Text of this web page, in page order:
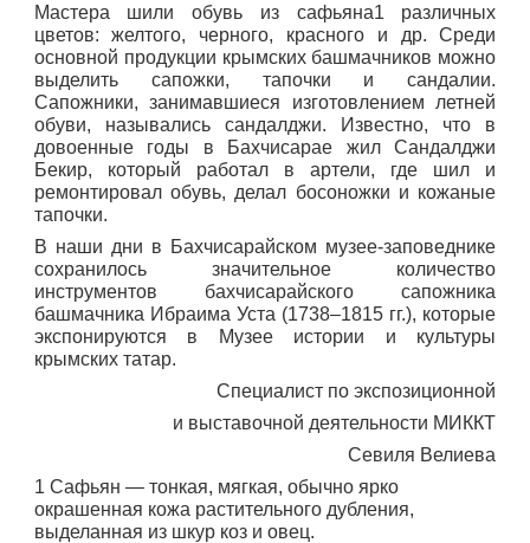
Мастера шили обувь из сафьяна1 различных
цветов: желтого, черного, красного и др. Среди
основной продукции крымских башмачников можно
выделить сапожки, тапочки и сандалии.
Сапожники, занимавшиеся изготовлением летней
обуви, назывались сандалджи. Известно, что в
довоенные годы в Бахчисарае жил Сандалджи
Бекир, который работал в артели, где шил и
ремонтировал обувь, делал босоножки и кожаные
тапочки.
В наши дни в Бахчисарайском музее-заповеднике
сохранилось значительное количество
инструментов бахчисарайского сапожника
башмачника Ибраима Уста (1738–1815 гг.), которые
экспонируются в Музее истории и культуры
крымских татар.
Специалист по экспозиционной
и выставочной деятельности МИККТ
Севиля Велиева
1 Сафьян — тонкая, мягкая, обычно ярко
окрашенная кожа растительного дубления,
выделанная из шкур коз и овец.